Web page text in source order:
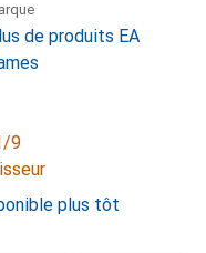
de produits EA
9
plus tôt